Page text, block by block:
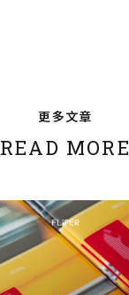
更多文章
READ MORE